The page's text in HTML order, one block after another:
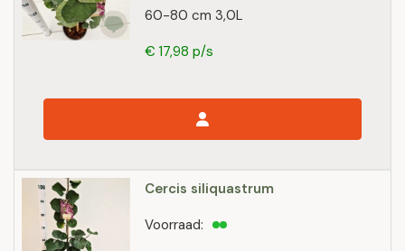
60-80 cm 3,0L
€ 17,98 p/s
Cercis siliquastrum
Voorraad: